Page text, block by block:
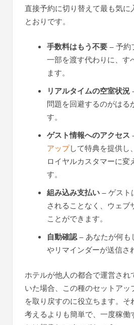
直接予約に切り替えて最も気に
とおりです。
手数料はもう不要– 予約
一部を渡す代わりに、す
ます。
リアルタイムの空室状況
問題を回避するのがはる
す。
ゲスト情報へのアクセス
アップして特典を提供し
ロイヤルカスタマーに変
す。
組み込み支払い– ゲスト
されることなく、ウェブ
ことができます。
自動確認– あなたが何も
やリマインダーが送信さ
ホテルが他人の都合で運営され
いた場合、この種のセットア
を取り戻すのに役立ちます。
考えるよりも簡単で、一度稼働